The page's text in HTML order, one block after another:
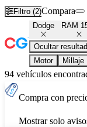
Filtro (2)Compara
Dodge RAM
Ocultar
Motor
Millaje
94 vehículos
Compra con
Mostrar solo